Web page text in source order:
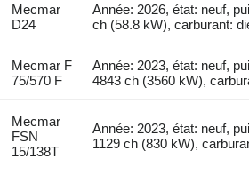
Mecmar
D24
Année: 2026, état: neuf,
ch (58.8 kW), carburant:
Mecmar F
75/570 F
Année: 2023, état: neuf,
4843 ch (3560 kW),
Mecmar
FSN
15/138T
Année: 2023, état: neuf,
1129 ch (830 kW),